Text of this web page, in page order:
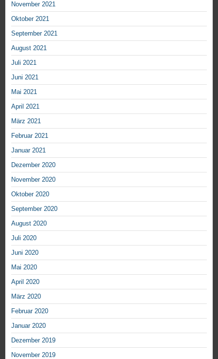
November 2021
Oktober 2021
September 2021
August 2021
Juli 2021
Juni 2021
Mai 2021
April 2021
März 2021
Februar 2021
Januar 2021
Dezember 2020
November 2020
Oktober 2020
September 2020
August 2020
Juli 2020
Juni 2020
Mai 2020
April 2020
März 2020
Februar 2020
Januar 2020
Dezember 2019
November 2019